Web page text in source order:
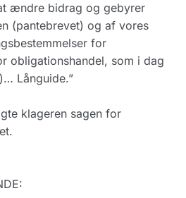
ændre bidrag og gebyrer
(pantebrevet) og af vores
for
obligationshandel, som i dag
Långuide.”
klageren sagen for